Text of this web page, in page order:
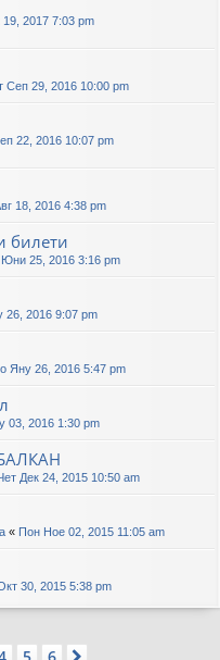
19, 2017 7:03 pm
Сеп 29, 2016 10:00 pm
22, 2016 10:07 pm
18, 2016 4:38 pm
билети
25, 2016 3:16 pm
26, 2016 9:07 pm
Яну 26, 2016 5:47 pm
03, 2016 1:30 pm
Дек 24, 2015 10:50 am
« Пон Ное 02, 2015 11:05 am
30, 2015 5:38 pm